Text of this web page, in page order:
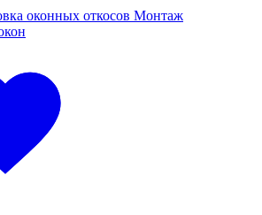
оконных откосов Монтаж